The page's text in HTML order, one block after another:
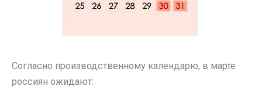
Согласно производственному календарю, в марте
россиян ожидают: